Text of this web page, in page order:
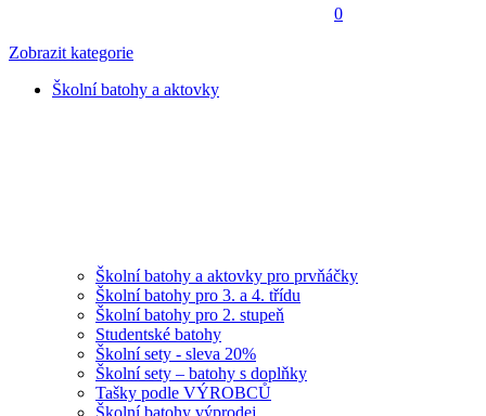
0
Zobrazit kategorie
Školní batohy a aktovky
Školní batohy a aktovky pro prvňáčky
Školní batohy pro 3. a 4. třídu
Školní batohy pro 2. stupeň
Studentské batohy
Školní sety - sleva 20%
Školní sety – batohy s doplňky
Tašky podle VÝROBCŮ
Školní batohy výprodej